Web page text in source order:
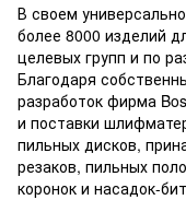
В своем
более 8000 изделий
целевых групп и по
Благодаря
разработок фирма
и поставки
пильных дисков,
резаков, пильных
коронок и насадок-